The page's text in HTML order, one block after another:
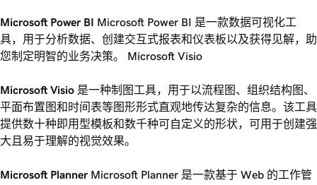
Microsoft Power BI Microsoft Power BI 是一款数据可视化工
具，用于分析数据、创建交互式报表和仪表板以及获得见解，助
您制定明智的业务决策。 Microsoft Visio
Microsoft Visio 是一种制图工具，用于以流程图、组织结构图、
平面布置图和时间表等图形形式直观地传达复杂的信息。该工具
提供数十种即用型模板和数千种可自定义的形状，可用于创建强
大且易于理解的视觉效果。
Microsoft Planner Microsoft Planner 是一款基于 Web 的工作管